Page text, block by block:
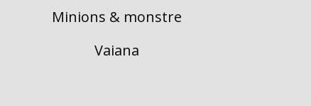
Minions & monstre
Vaiana